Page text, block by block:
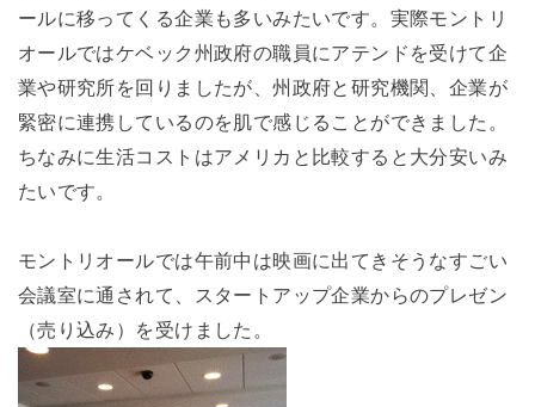
ールに移ってくる企業も多いみたいです。実際モントリ
オールではケベック州政府の職員にアテンドを受けて企
業や研究所を回りましたが、州政府と研究機関、企業が
緊密に連携しているのを肌で感じることができました。
ちなみに生活コストはアメリカと比較すると大分安いみ
たいです。
モントリオールでは午前中は映画に出てきそうなすごい
会議室に通されて、スタートアップ企業からのプレゼン
（売り込み）を受けました。